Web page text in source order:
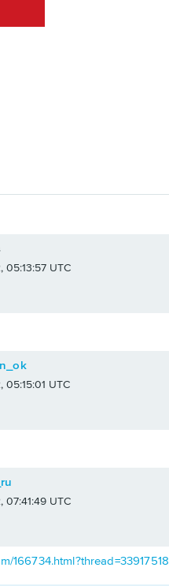
05:13:57 UTC
05:15:01 UTC
07:41:49 UTC
166734.html?thread=33917518